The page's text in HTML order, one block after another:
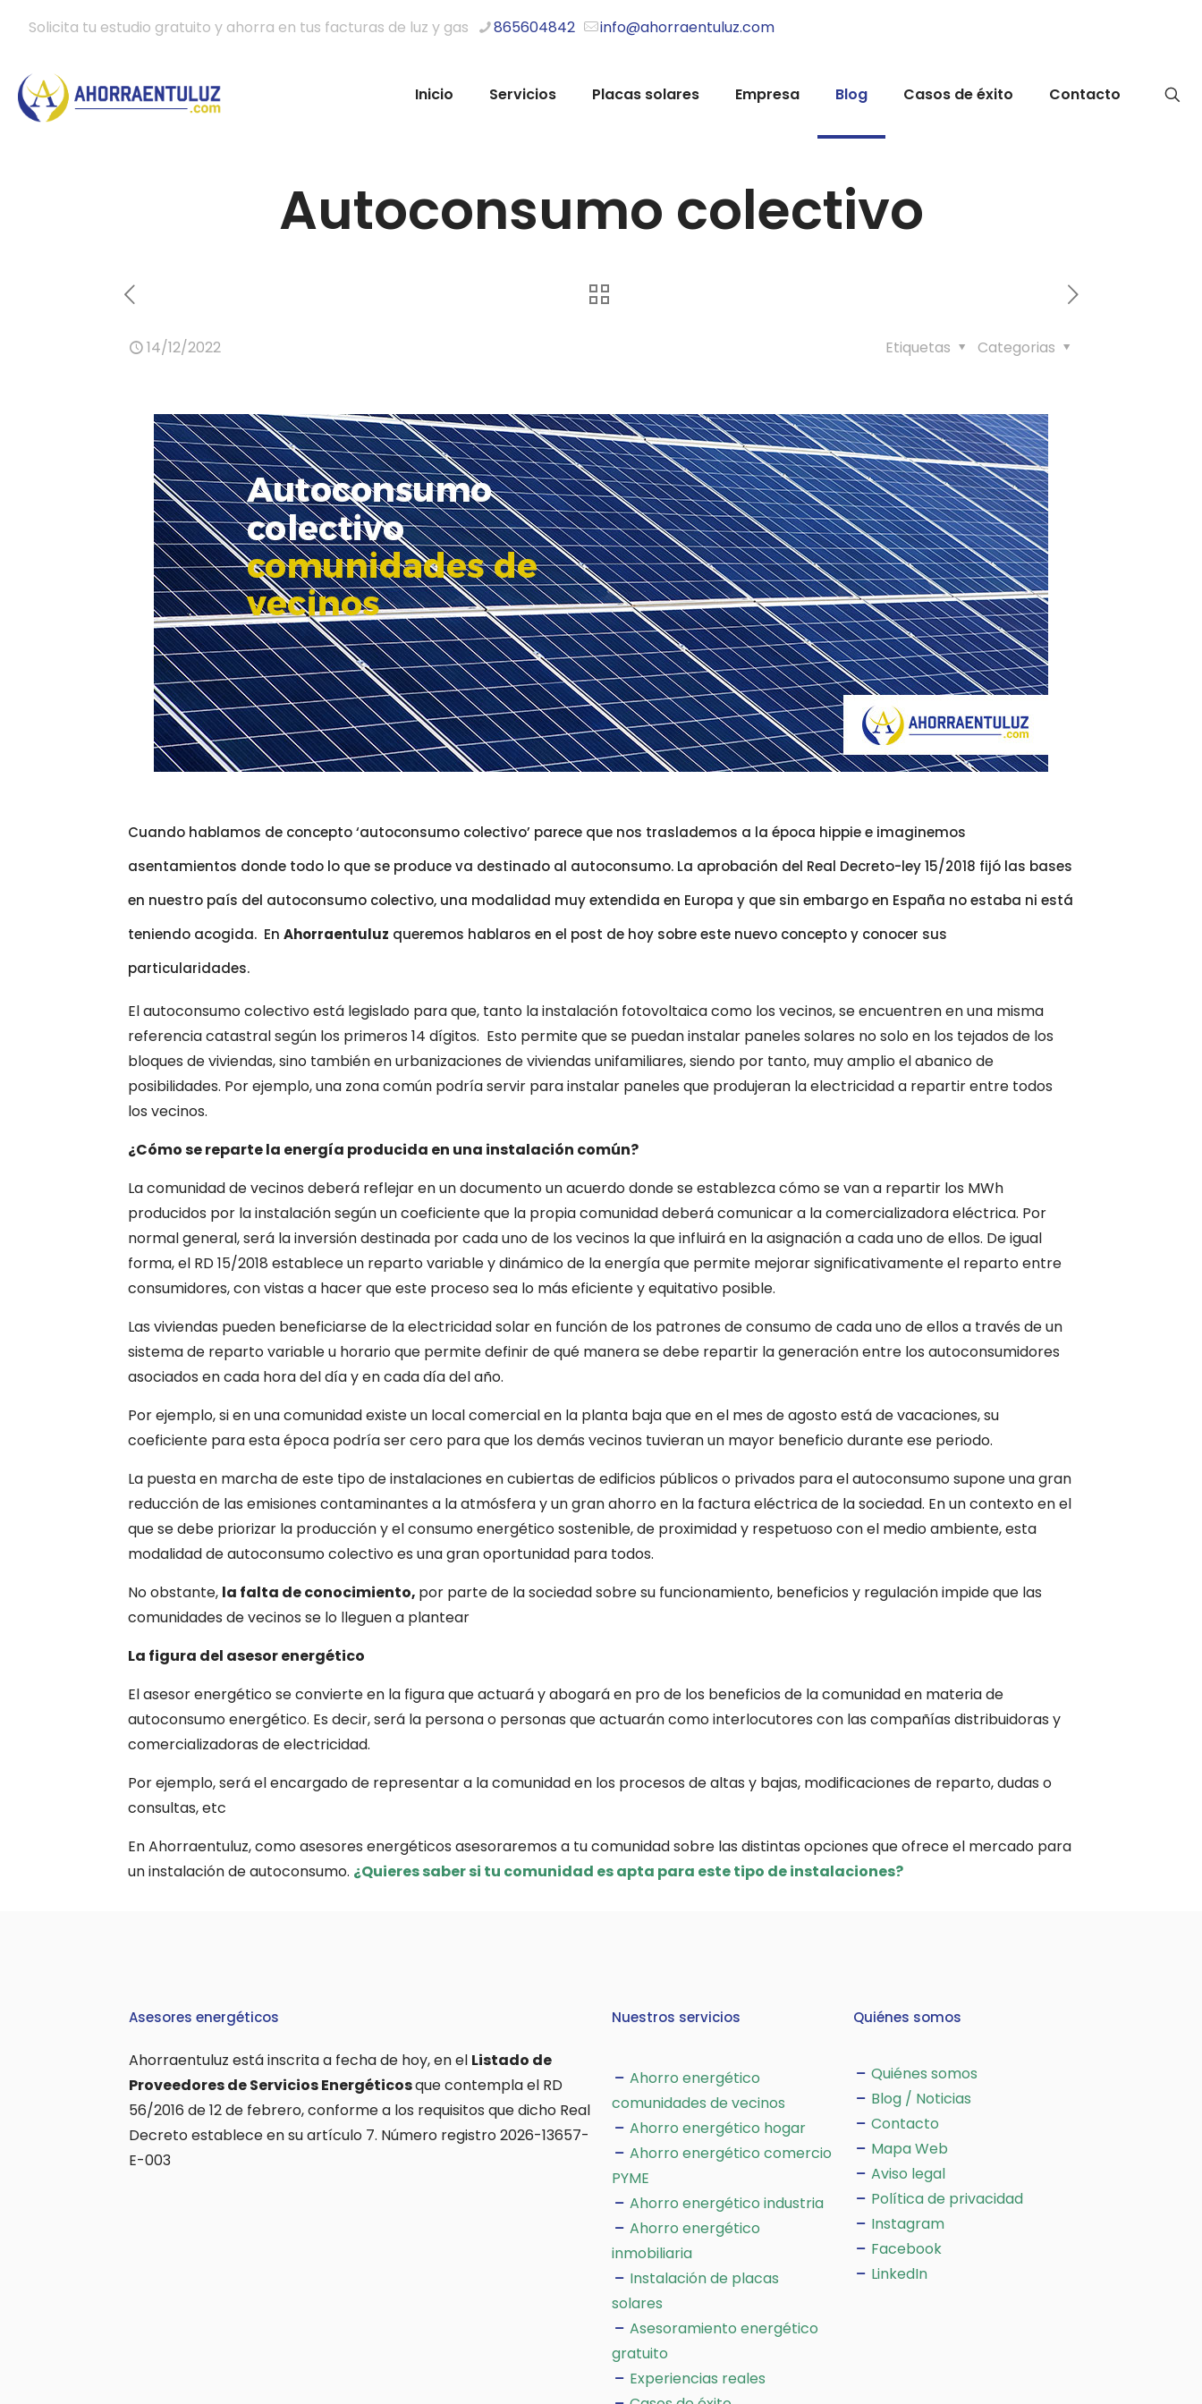
Solicita tu estudio gratuito y ahorra en tus facturas de luz y gas 865604842 info@ahorraentuluz.com
Inicio Servicios Placas solares Empresa Blog Casos de éxito Contacto
Autoconsumo colectivo
14/12/2022 Categorias
Etiquetas
Cuando hablamos de concepto ‘autoconsumo colectivo’ parece que nos traslademos a la época hippie e imaginemos
asentamientos donde todo lo que se produce va destinado al autoconsumo. La aprobación del Real Decreto-ley 15/2018 fijó las bases
en nuestro país del autoconsumo colectivo, una modalidad muy extendida en Europa y que sin embargo en España no estaba ni está
teniendo acogida. En Ahorraentuluz queremos hablaros en el post de hoy sobre este nuevo concepto y conocer sus
particularidades.
El autoconsumo colectivo está legislado para que, tanto la instalación fotovoltaica como los vecinos, se encuentren en una misma
referencia catastral según los primeros 14 dígitos. Esto permite que se puedan instalar paneles solares no solo en los tejados de los
bloques de viviendas, sino también en urbanizaciones de viviendas unifamiliares, siendo por tanto, muy amplio el abanico de
posibilidades. Por ejemplo, una zona común podría servir para instalar paneles que produjeran la electricidad a repartir entre todos
los vecinos.
¿Cómo se reparte la energía producida en una instalación común?
La comunidad de vecinos deberá reflejar en un documento un acuerdo donde se establezca cómo se van a repartir los MWh
producidos por la instalación según un coeficiente que la propia comunidad deberá comunicar a la comercializadora eléctrica. Por
normal general, será la inversión destinada por cada uno de los vecinos la que influirá en la asignación a cada uno de ellos. De igual
forma, el RD 15/2018 establece un reparto variable y dinámico de la energía que permite mejorar significativamente el reparto entre
consumidores, con vistas a hacer que este proceso sea lo más eficiente y equitativo posible.
Las viviendas pueden beneficiarse de la electricidad solar en función de los patrones de consumo de cada uno de ellos a través de un
sistema de reparto variable u horario que permite definir de qué manera se debe repartir la generación entre los autoconsumidores
asociados en cada hora del día y en cada día del año.
Por ejemplo, si en una comunidad existe un local comercial en la planta baja que en el mes de agosto está de vacaciones, su
coeficiente para esta época podría ser cero para que los demás vecinos tuvieran un mayor beneficio durante ese periodo.
La puesta en marcha de este tipo de instalaciones en cubiertas de edificios públicos o privados para el autoconsumo supone una gran
reducción de las emisiones contaminantes a la atmósfera y un gran ahorro en la factura eléctrica de la sociedad. En un contexto en el
que se debe priorizar la producción y el consumo energético sostenible, de proximidad y respetuoso con el medio ambiente, esta
modalidad de autoconsumo colectivo es una gran oportunidad para todos.
No obstante, la falta de conocimiento, por parte de la sociedad sobre su funcionamiento, beneficios y regulación impide que las
comunidades de vecinos se lo lleguen a plantear
La figura del asesor energético
El asesor energético se convierte en la figura que actuará y abogará en pro de los beneficios de la comunidad en materia de
autoconsumo energético. Es decir, será la persona o personas que actuarán como interlocutores con las compañías distribuidoras y
comercializadoras de electricidad.
Por ejemplo, será el encargado de representar a la comunidad en los procesos de altas y bajas, modificaciones de reparto, dudas o
consultas, etc
En Ahorraentuluz, como asesores energéticos asesoraremos a tu comunidad sobre las distintas opciones que ofrece el mercado para
un instalación de autoconsumo. ¿Quieres saber si tu comunidad es apta para este tipo de instalaciones?
Asesores energéticos
Ahorraentuluz está inscrita a fecha de hoy, en el Listado de
Proveedores de Servicios Energéticosque contempla el RD
56/2016 de 12 de febrero, conforme a los requisitos que dicho Real
Decreto establece en su artículo 7. Número registro 2026-13657-
E-003
Nuestros servicios
Ahorro energético
comunidades de vecinos
Ahorro energético hogar
Ahorro energético comercio
PYME
Ahorro energético industria
Ahorro energético
inmobiliaria
Instalación de placas
solares
Asesoramiento energético
gratuito
Experiencias reales
Quiénes somos
Quiénes somos
Blog / Noticias
Contacto
Mapa Web
Aviso legal
Política de privacidad
Instagram
Facebook
LinkedIn